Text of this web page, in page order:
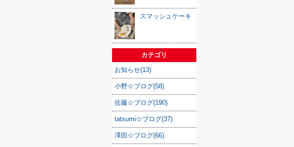
スマッシュケーキ
カテゴリ
お知らせ(13)
小野☆ブログ(58)
佐藤☆ブログ(190)
tatsumi☆ブログ(37)
澤田☆ブログ(66)